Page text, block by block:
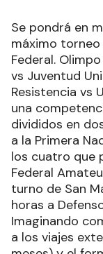
Se pondrá en
máximo
Federal.
vs Juventud
Resistencia vs
una
divididos en
a la Primera
los cuatro que
Federal
turno de San
horas a
Imaginando
a los viajes